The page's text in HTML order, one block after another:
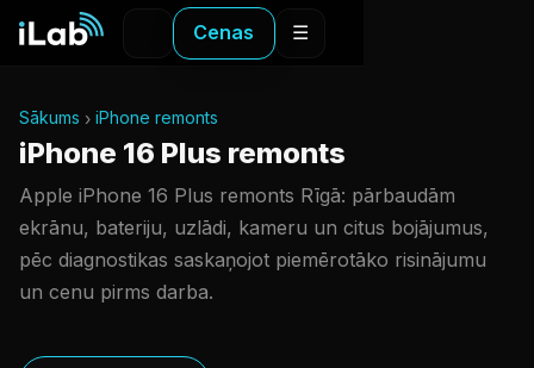
Cenas ☰
Sākums iPhone remonts
iPhone 16 Plus remonts
Apple iPhone 16 Plus remonts Rīgā: pārbaudām
ekrānu, bateriju, uzlādi, kameru un citus bojājumus,
pēc diagnostikas saskaņojot piemērotāko risinājumu
un cenu pirms darba.